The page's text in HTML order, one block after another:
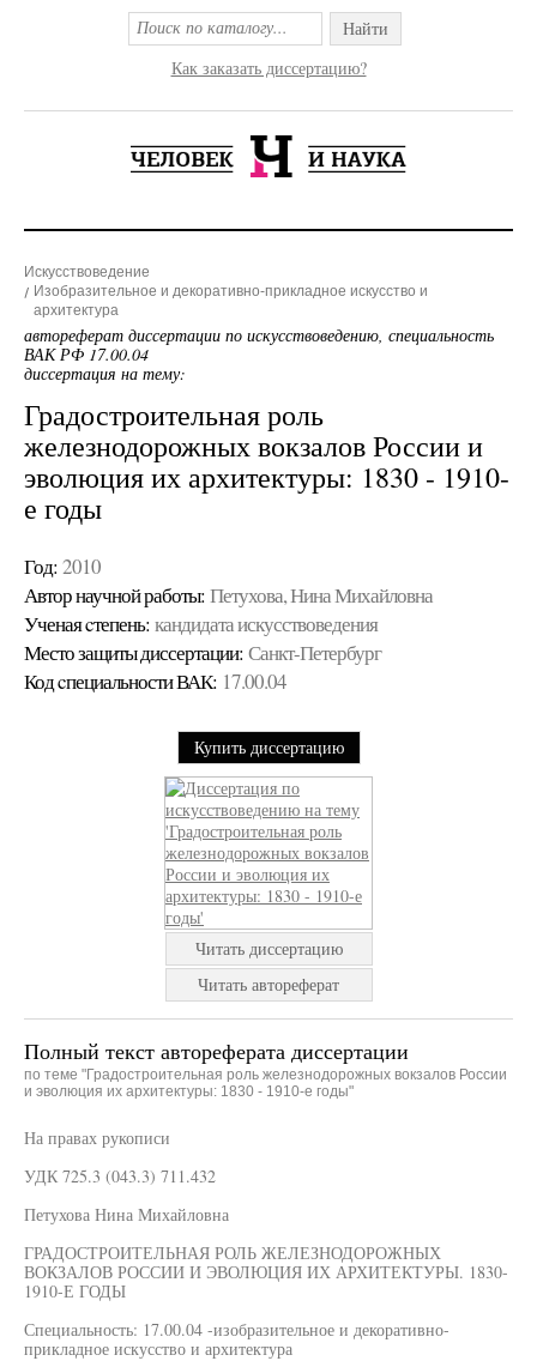
Найти
Как заказать диссертацию?
Искусствоведение
Изобразительное и декоративно-прикладное искусство и
архитектура
автореферат диссертации по искусствоведению, специальность
ВАК РФ 17.00.04
диссертация на тему:
Градостроительная роль
железнодорожных вокзалов России и
эволюция их архитектуры: 1830 - 1910-
е годы
Год: 2010
Автор научной работы: Петухова, Нина Михайловна
Ученая cтепень: кандидата искусствоведения
Место защиты диссертации: Санкт-Петербург
Код cпециальности ВАК: 17.00.04
Купить диссертацию
Читать диссертацию
Читать автореферат
Полный текст автореферата диссертации
по теме "Градостроительная роль железнодорожных вокзалов России
и эволюция их архитектуры: 1830 - 1910-е годы"
На правах рукописи
УДК 725.3 (043.3) 711.432
Петухова Нина Михайловна
ГРАДОСТРОИТЕЛЬНАЯ РОЛЬ ЖЕЛЕЗНОДОРОЖНЫХ
ВОКЗАЛОВ РОССИИ И ЭВОЛЮЦИЯ ИХ АРХИТЕКТУРЫ. 1830-
1910-Е ГОДЫ
Специальность: 17.00.04 -изобразительное и декоративно-
прикладное искусство и архитектура